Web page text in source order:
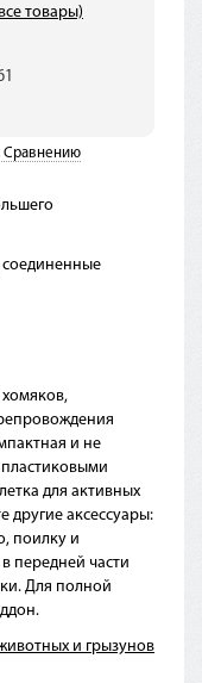
товары)
Сравнению
соединенные
хомяков,
и не
для активных
другие аксессуары:
поилку и
передней части
Для полной
и грызунов